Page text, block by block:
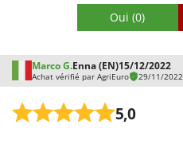
Oui (0)
Marco G.Enna (EN)15/12/2022
Achat vérifié par AgriEuro 29/11/2022
5,0